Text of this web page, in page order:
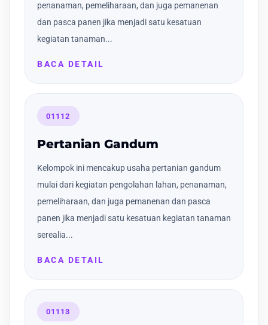
penanaman, pemeliharaan, dan juga pemanenan
dan pasca panen jika menjadi satu kesatuan
kegiatan tanaman...
BACA DETAIL
01112
Pertanian Gandum
Kelompok ini mencakup usaha pertanian gandum
mulai dari kegiatan pengolahan lahan, penanaman,
pemeliharaan, dan juga pemanenan dan pasca
panen jika menjadi satu kesatuan kegiatan tanaman
serealia...
BACA DETAIL
01113